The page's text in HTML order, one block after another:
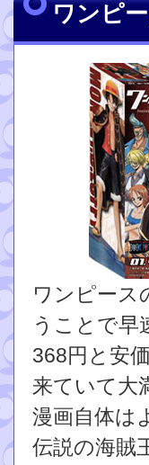
ワンピ
ワンピース
うことで早
368円と安
来ていて大
漫画自体は
伝説の海賊